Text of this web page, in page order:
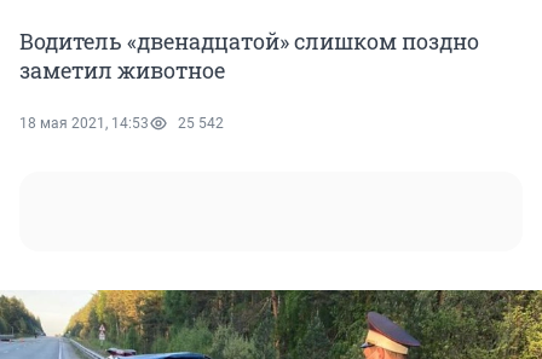
Водитель «двенадцатой» слишком поздно
заметил животное
18 мая 2021, 14:53 25 542